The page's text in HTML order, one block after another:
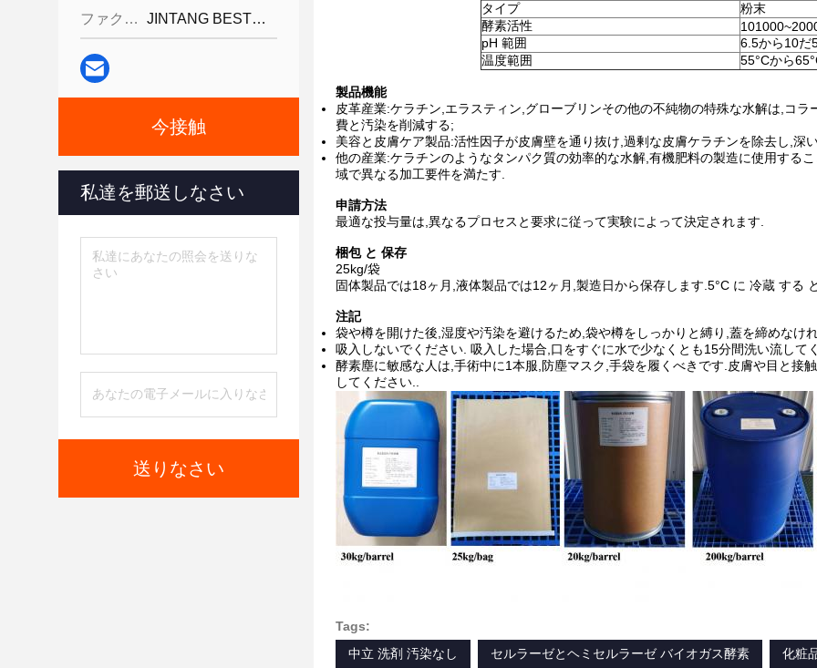
ファクシミリ: JINTANG BESTWAY TECHNOLOGY CO
今接触
私達を郵送しなさい
送りなさい
タイプ
粉末
酵素活性
pH 範囲
6.5から10だ
温度範囲
55°Cから
製品機能
皮革産業:ケラチン,エラスティン,グローブリンその他の不純物の特殊な水解は,コ
費と汚染を削減する;
美容と皮膚ケア製品:活性因子が皮膚壁を通り抜け,過剰な皮膚ケラチンを除去し,深
他の産業:ケラチンのようなタンパク質の効率的な水解,有機肥料の製造に使用する
域で異なる加工要件を満たす.
申請方法
最適な投与量は,異なるプロセスと要求に従って実験によって決定されます.
梱包 と 保存
25kg/袋
固体製品では18ヶ月,液体製品では12ヶ月,製造日から保存します.5°C に 冷蔵 する
注記
袋や樽を開けた後,湿度や汚染を避けるため,袋や樽をしっかりと縛り,蓋を締めなけ
吸入しないでください. 吸入した場合,口をすぐに水で少なくとも15分間洗い流して
酵素塵に敏感な人は,手術中に1本服,防塵マスク,手袋を履くべきです.皮膚や目と接
してください..
Tags:
中立 洗剤 汚染なし
セルラーゼとヘミセルラーゼ バイオガス酵素 化粧